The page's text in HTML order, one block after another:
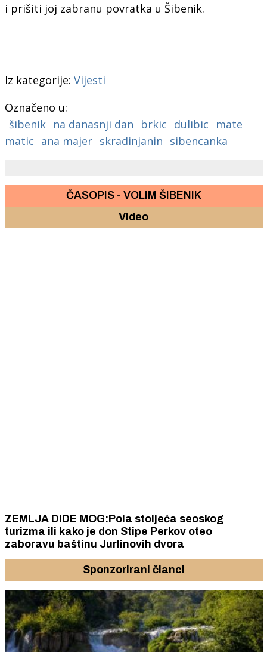
i prišiti joj zabranu povratka u Šibenik.
Iz kategorije: Vijesti
Označeno u:
šibenik na danasnji dan brkic dulibic
mate
matic ana majer skradinjanin sibencanka
ČASOPIS - VOLIM ŠIBENIK
Video
ZEMLJA DIDE MOG:Pola stoljeća seoskog
turizma ili kako je don Stipe Perkov oteo
zaboravu baštinu Jurlinovih dvora
Sponzorirani članci